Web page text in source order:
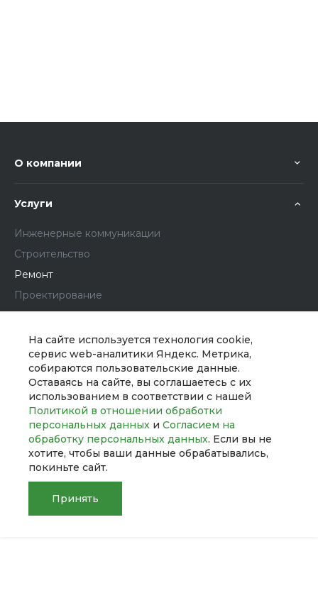
На сайте используется технология cookie,
сервис web-аналитики Яндекс. Метрика,
собираются пользовательские данные.
Оставаясь на сайте, вы соглашаетесь с их
использованием в соответствии с нашей
Политикой в отношении обработки
персональных данных и Согласием на
обработку персональных данных. Если вы не
хотите, чтобы ваши данные обрабатывались,
покиньте сайт.
Принять
О компании
Услуги
Инженерные коммуникации
Строительство
Ремонт
Проектирование
Дизайн интерьера
Ландшафтный дизайн
Помощь
8 (800) 100-45-85